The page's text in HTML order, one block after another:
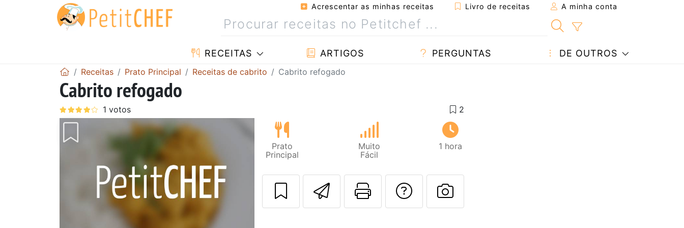
Acrescentar as minhas receitas Livro de receitas A minha conta
RECEITAS ARTIGOS PERGUNTAS DE OUTROS
Receitas Prato Principal Receitas de cabrito Cabrito refogado
Cabrito refogado
Prato
Principal
Muito
Fácil
1 hora
Enviar esta receita a um amigo
Imprima esta página
Falar com o autor da receita
Fez esta receita? Compartilhe